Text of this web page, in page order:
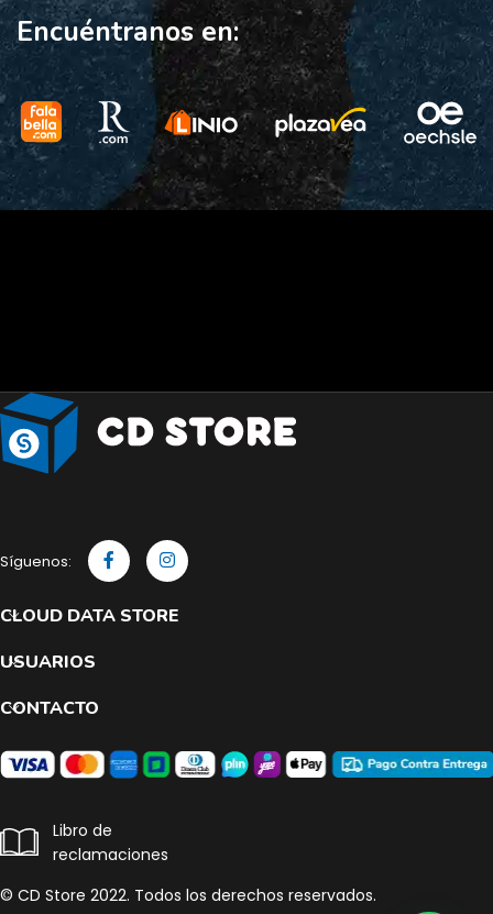
Encuéntranos en:
Síguenos:
CLOUD DATA STORE
USUARIOS
CONTACTO
Libro de
reclamaciones
© CD Store 2022. Todos los derechos reservados.